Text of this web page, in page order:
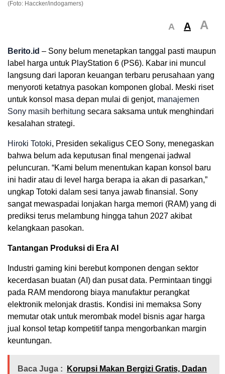
(Foto: Haccker/indogamers)
A A A
Berito.id – Sony belum menetapkan tanggal pasti maupun
label harga untuk PlayStation 6 (PS6). Kabar ini muncul
langsung dari laporan keuangan terbaru perusahaan yang
menyoroti ketatnya pasokan komponen global. Meski riset
untuk konsol masa depan mulai di genjot, manajemen
Sony masih berhitung secara saksama untuk menghindari
kesalahan strategi.
Hiroki Totoki, Presiden sekaligus CEO Sony, menegaskan
bahwa belum ada keputusan final mengenai jadwal
peluncuran. “Kami belum menentukan kapan konsol baru
ini hadir atau di level harga berapa ia akan di pasarkan,”
ungkap Totoki dalam sesi tanya jawab finansial. Sony
sangat mewaspadai lonjakan harga memori (RAM) yang di
prediksi terus melambung hingga tahun 2027 akibat
kelangkaan pasokan.
Tantangan Produksi di Era AI
Industri gaming kini berebut komponen dengan sektor
kecerdasan buatan (AI) dan pusat data. Permintaan tinggi
pada RAM mendorong biaya manufaktur perangkat
elektronik melonjak drastis. Kondisi ini memaksa Sony
memutar otak untuk merombak model bisnis agar harga
jual konsol tetap kompetitif tanpa mengorbankan margin
keuntungan.
Baca Juga :
Korupsi Makan Bergizi Gratis, Dadan